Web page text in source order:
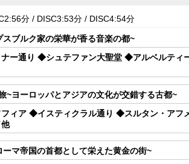
分 / DISC3:53分 / DISC4:54分
ブルク家の栄華が香る音楽の都~
ー通り ◆シュテファン大聖堂 ◆アルベルティ
ヨーロッパとアジアの文化が交錯する古都~
ィア ◆イスティクラル通り ◆スルタン・アフ
マ帝国の首都として栄えた黄金の街~